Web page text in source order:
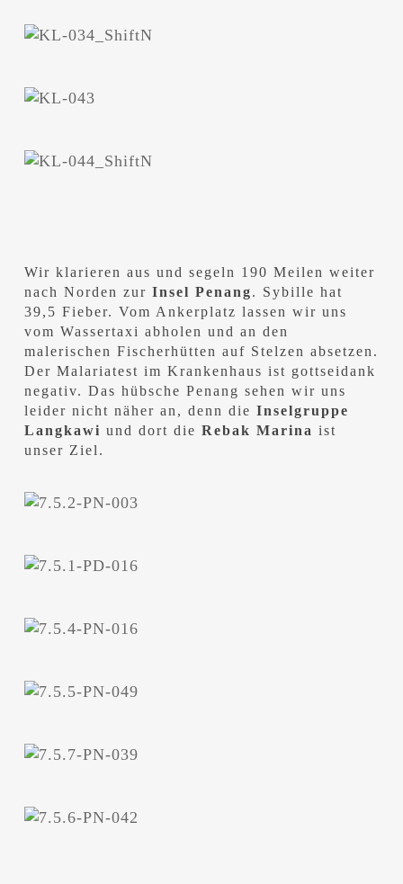
Wir klarieren aus und segeln 190 Meilen weiter
nach Norden zur Insel Penang. Sybille hat
39,5 Fieber. Vom Ankerplatz lassen wir uns
vom Wassertaxi abholen und an den
malerischen Fischerhütten auf Stelzen absetzen.
Der Malariatest im Krankenhaus ist gottseidank
negativ. Das hübsche Penang sehen wir uns
leider nicht näher an, denn die Inselgruppe
Langkawi und dort die Rebak Marina ist
unser Ziel.